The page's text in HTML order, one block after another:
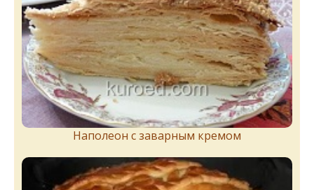
Наполеон с заварным кремом